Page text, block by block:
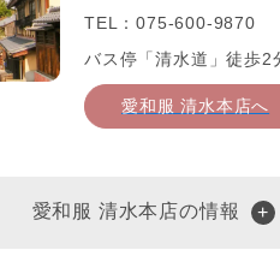
TEL：075-600-9870
バス停「清水道」徒歩2
愛和服 清水本店へ
愛和服 清水本店の情報